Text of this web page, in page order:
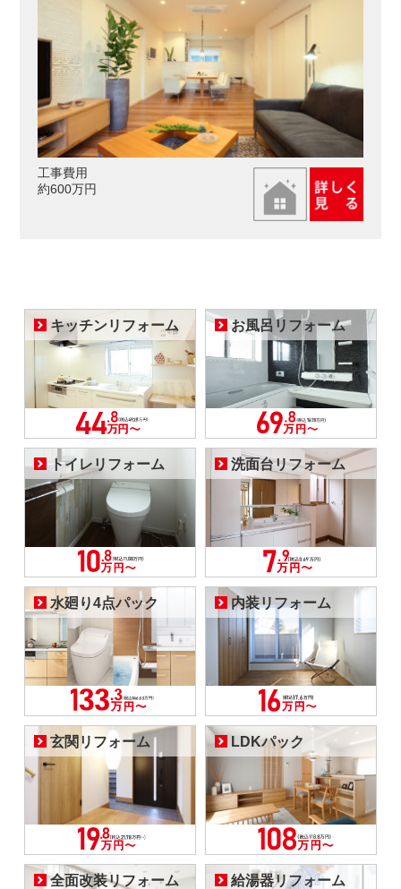
工事費用
約600万円
キッチンリフォーム お風呂リフォーム
トイレリフォーム 洗面台リフォーム
水廻り4点パック 内装リフォーム
玄関リフォーム LDKパック
全面改装リフォーム 給湯器リフォーム